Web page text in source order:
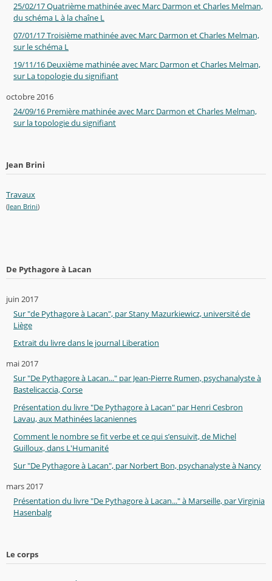
25/02/17 Quatrième mathinée avec Marc Darmon et Charles Melman,
du schéma L à la chaîne L
07/01/17 Troisième mathinée avec Marc Darmon et Charles Melman,
sur le schéma L
19/11/16 Deuxième mathinée avec Marc Darmon et Charles Melman,
sur La topologie du signifiant
octobre 2016
24/09/16 Première mathinée avec Marc Darmon et Charles Melman,
sur la topologie du signifiant
Jean Brini
Travaux
(Jean Brini)
De Pythagore à Lacan
juin 2017
Sur "de Pythagore à Lacan", par Stany Mazurkiewicz, université de
Liège
Extrait du livre dans le journal Liberation
mai 2017
Sur "De Pythagore à Lacan..." par Jean-Pierre Rumen, psychanalyste à
Bastelicaccia, Corse
Présentation du livre "De Pythagore à Lacan" par Henri Cesbron
Lavau, aux Mathinées lacaniennes
Comment le nombre se fit verbe et ce qui s’ensuivit, de Michel
Guilloux, dans L'Humanité
Sur "De Pythagore à Lacan", par Norbert Bon, psychanalyste à Nancy
mars 2017
Présentation du livre "De Pythagore à Lacan..." à Marseille, par Virginia
Hasenbalg
Le corps